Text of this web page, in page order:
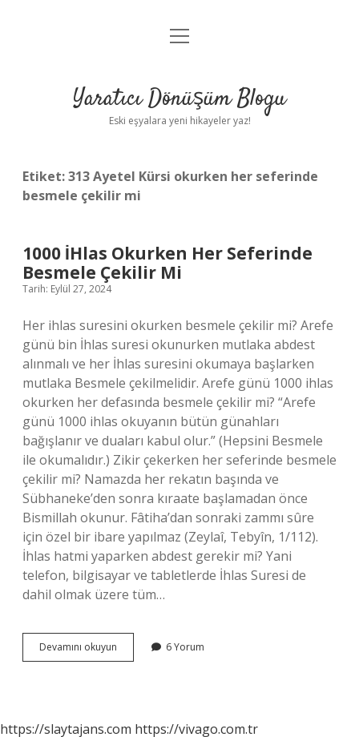
Anasayfa
Yasal Uyarı
menüyü
Yaratıcı Dönüşüm Blogu
Eski eşyalara yeni hikayeler yaz!
Etiket:313 Ayetel Kürsi okurken her seferinde
besmele çekilir mi
1000 İHlas Okurken Her Seferinde
Besmele Çekilir Mi
Tarih: Eylül 27, 2024
Her ihlas suresini okurken besmele çekilir mi? Arefe
günü bin İhlas suresi okunurken mutlaka abdest
alınmalı ve her İhlas suresini okumaya başlarken
mutlaka Besmele çekilmelidir. Arefe günü 1000 ihlas
okurken her defasında besmele çekilir mi? “Arefe
günü 1000 ihlas okuyanın bütün günahları
bağışlanır ve duaları kabul olur.” (Hepsini Besmele
ile okumalıdır.) Zikir çekerken her seferinde besmele
çekilir mi? Namazda her rekatın başında ve
Sübhaneke’den sonra kıraate başlamadan önce
Bismillah okunur. Fâtiha’dan sonraki zammı sûre
için özel bir ibare yapılmaz (Zeylaî, Tebyîn, 1/112).
İhlas hatmi yaparken abdest gerekir mi? Yani
telefon, bilgisayar ve tabletlerde İhlas Suresi de
dahil olmak üzere tüm…
Devamını okuyun
İHlas
Çekilir
6 Yorum
https://slaytajans.com https://vivago.com.tr